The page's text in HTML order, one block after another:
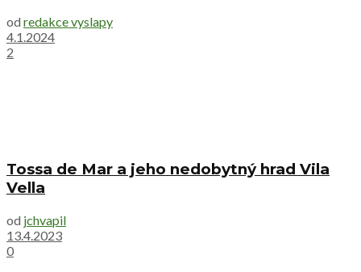
od redakce vyslapy
4.1.2024
2
Tossa de Mar a jeho nedobytný hrad Vila
Vella
od jchvapil
13.4.2023
0